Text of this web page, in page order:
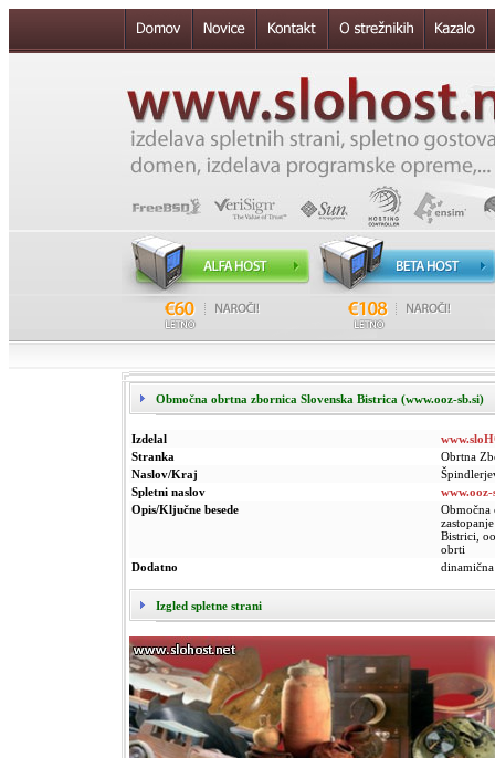
Območna obrtna zbornica Slovenska Bistrica (www.ooz-sb.si)
Izdelal
Stranka
Obrtna
Naslov/Kraj
Spletni naslov
www.ooz-
Opis/Ključne besede
Območna
Bistrici,
obrti
Dodatno
Izgled spletne strani